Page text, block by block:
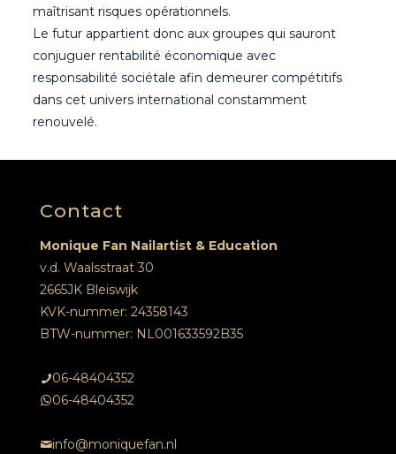
maîtrisant risques opérationnels.
Le futur appartient donc aux groupes qui sauront
conjuguer rentabilité économique avec
responsabilité sociétale afin demeurer compétitifs
dans cet univers international constamment
renouvelé.​
Contact
Monique Fan Nailartist & Education
v.d. Waalsstraat 30
2665JK Bleiswijk
KVK-nummer: 24358143
BTW-nummer: NL001633592B35
06-48404352
06-48404352
info@moniquefan.nl